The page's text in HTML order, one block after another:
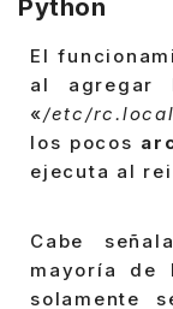
Python
El
al agregar
«/etc/
los pocos
ejecuta al
Cabe
mayoría de
solamente